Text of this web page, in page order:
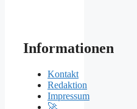
Informationen
Kontakt
Redaktion
Impressum